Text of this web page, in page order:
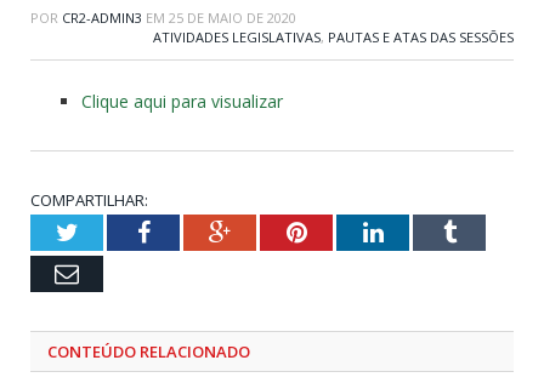
POR CR2-ADMIN3 EM 25 DE MAIO DE 2020
ATIVIDADES LEGISLATIVAS, PAUTAS E ATAS DAS SESSÕES
Clique aqui para visualizar
COMPARTILHAR:
TwitterFacebookGoogle+PinterestLinkedInTumblr
Email
CONTEÚDO RELACIONADO